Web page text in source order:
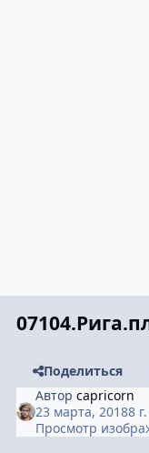
Поделиться
Авторcapricorn
23 марта, 20188 г.
Просмотр